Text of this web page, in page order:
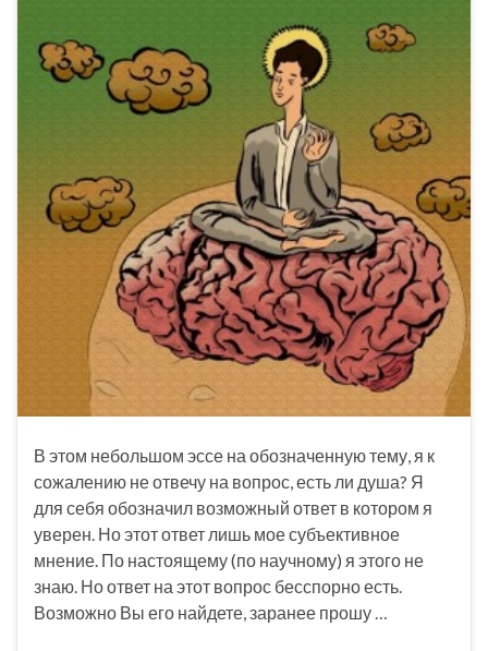
В этом небольшом эссе на обозначенную тему, я к
сожалению не отвечу на вопрос, есть ли душа? Я
для себя обозначил возможный ответ в котором я
уверен. Но этот ответ лишь мое субъективное
мнение. По настоящему (по научному) я этого не
знаю. Но ответ на этот вопрос бесспорно есть.
Возможно Вы его найдете, заранее прошу …